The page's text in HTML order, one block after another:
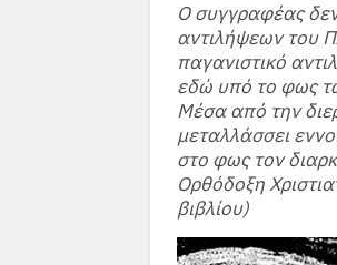
Ο συγγραφέας
αντιλήψεων του
παγανιστικό
εδώ υπό το φως
Μέσα από την
μεταλλάσσει
στο φως τον
Ορθόδοξη
βιβλίου)